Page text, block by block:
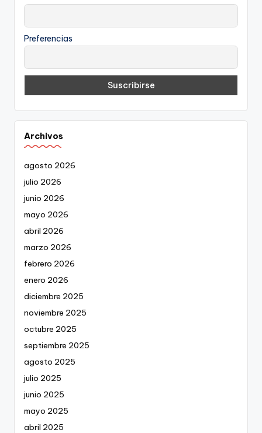
Preferencias
Archivos
agosto 2026
julio 2026
junio 2026
mayo 2026
abril 2026
marzo 2026
febrero 2026
enero 2026
diciembre 2025
noviembre 2025
octubre 2025
septiembre 2025
agosto 2025
julio 2025
junio 2025
mayo 2025
abril 2025